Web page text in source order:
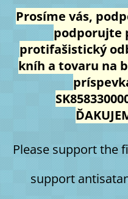
Prosíme vás,
podporujte
protifašistický
kníh a tovaru na
Please support the
support